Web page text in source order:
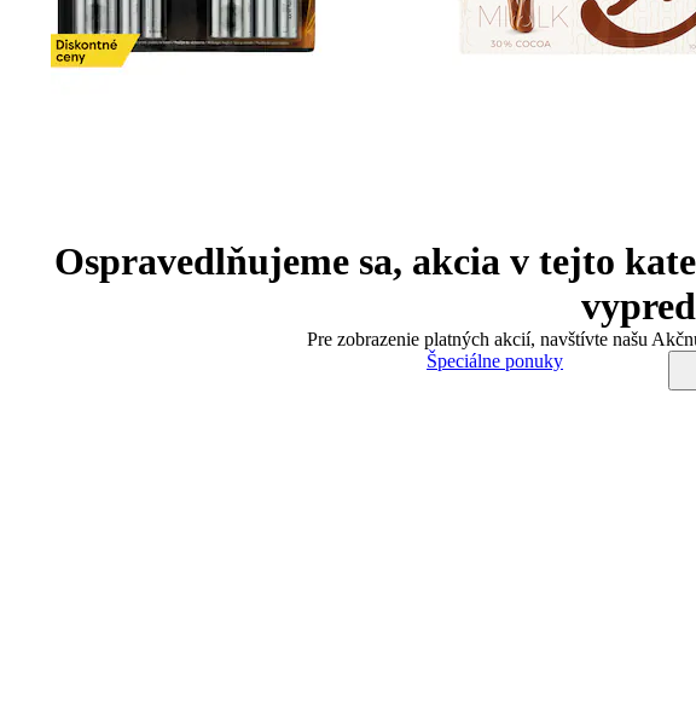
Ospravedlňujeme sa, akcia v tejto
Pre zobrazenie platných akcií, navštívte našu
Špeciálne ponuky